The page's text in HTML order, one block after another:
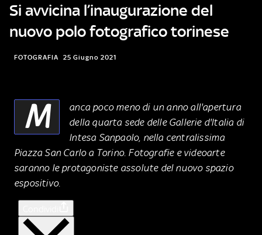
Si avvicina l’inaugurazione del
nuovo polo fotografico torinese
FOTOGRAFIA 25 Giugno 2021
M
anca poco meno di un anno all'apertura
della quarta sede delle Gallerie d'Italia di
Intesa Sanpaolo, nella centralissima
Piazza San Carlo a Torino. Fotografie e videoarte
saranno le protagoniste assolute del nuovo spazio
espositivo.